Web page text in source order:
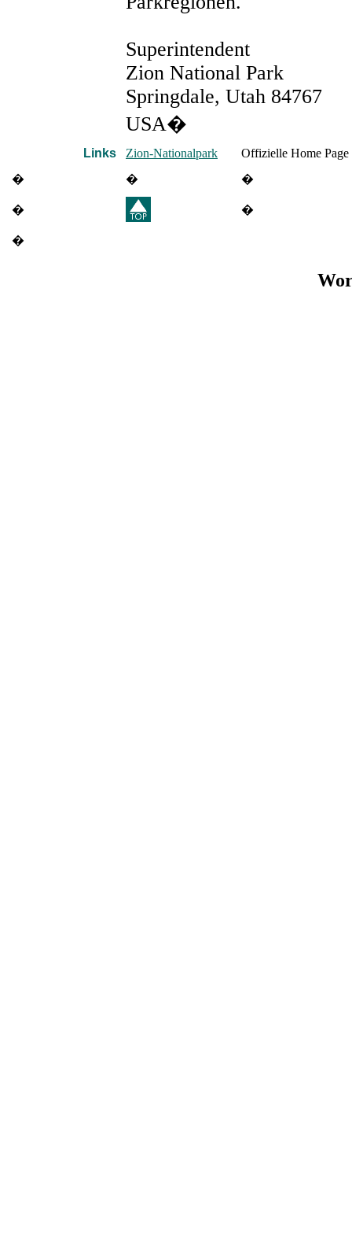
Superintendent
Zion National Park
Springdale, Utah 84767
USA�
Links Zion-Nationalpark
Offizielle Home Page
�
� �
� �
�